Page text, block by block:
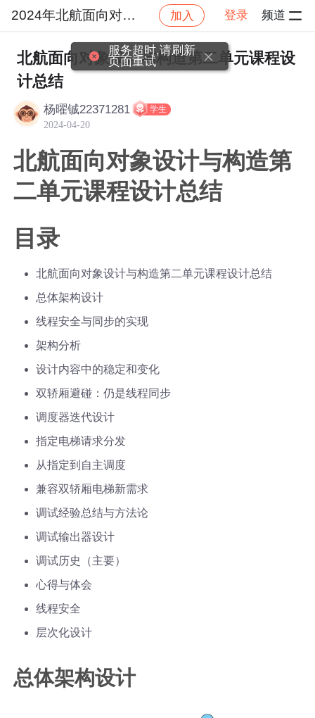
2024年北航面向对象设计与构造 加入 登录 频道
社区 2024年北航面向对象设计与构造 作业提交
北航面向对象设计与构造第二单元课程设
计总结
杨曜铖22371281 学生
2024-04-20
北航面向对象设计与构造第
二单元课程设计总结
目录
北航面向对象设计与构造第二单元课程设计总结
总体架构设计
线程安全与同步的实现
架构分析
设计内容中的稳定和变化
双轿厢避碰：仍是线程同步
调度器迭代设计
指定电梯请求分发
从指定到自主调度
兼容双轿厢电梯新需求
调试经验总结与方法论
调试输出器设计
调试历史（主要）
心得与体会
线程安全
层次化设计
总体架构设计